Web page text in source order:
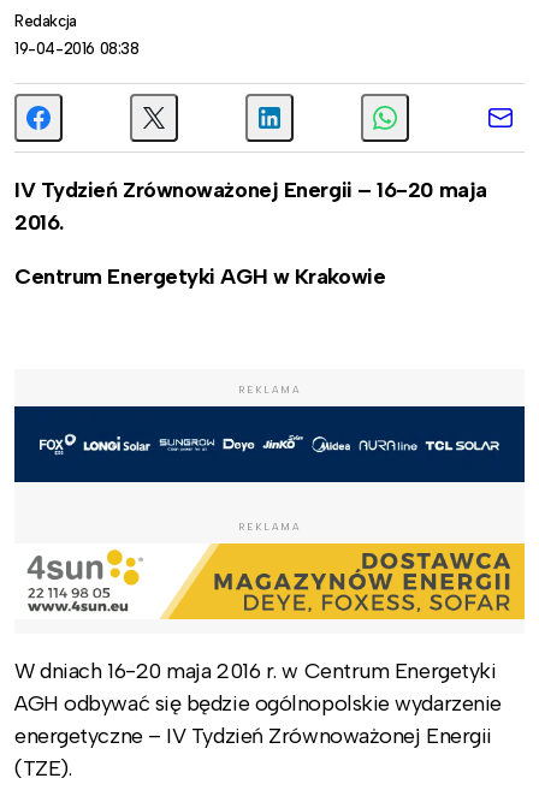
Redakcja
19-04-2016 08:38
IV Tydzień Zrównoważonej Energii – 16-20 maja
2016.
Centrum Energetyki AGH w Krakowie
REKLAMA
REKLAMA
W dniach 16-20 maja 2016 r. w Centrum Energetyki
AGH odbywać się będzie ogólnopolskie wydarzenie
energetyczne – IV Tydzień Zrównoważonej Energii
(TZE).